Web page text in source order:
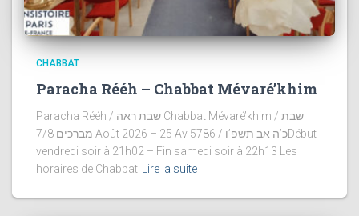
CHABBAT
Paracha Rééh – Chabbat Mévaré’khim
Paracha Rééh / שבת ראה Chabbat Mévaré’khim / שבת
מברכים 7/8 Août 2026 – 25 Av 5786 / כ’ה אב תשפ’וDébut
vendredi soir à 21h02 – Fin samedi soir à 22h13 Les
horaires de Chabbat
Lire la suite